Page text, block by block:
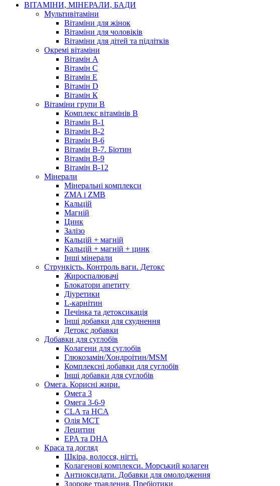
ВІТАМІНИ, МІНЕРАЛИ, БАДИ
Мультивітаміни
Вітаміни для жінок
Вітаміни для чоловіків
Вітаміни для дітей та підлітків
Окремі вітаміни
Вітамін A
Вітамін C
Вітамін Е
Вітамін D
Вітамін К
Вітаміни групи B
Комплекс вітамінів В
Вітамін B-1
Вітамін B-2
Вітамін B-6
Вітамін B-7. Біотин
Вітамін B-9
Вітамін B-12
Мінерали
Мінеральні комплекси
ZMA і ZMB
Кальцій
Магній
Цинк
Залізо
Кальцій + магній
Кальцій + магній + цинк
Інші мінерали
Стрункість. Контроль ваги. Детокс
Жироспалювачі
Блокатори апетиту
Діуретики
L-карнітин
Печінка та детоксикація
Інші добавки для схуднення
Детокс добавки
Добавки для суглобів
Колагени для суглобів
Глюкозамін/Хондроітин/MSM
Комплексні добавки для суглобів
Інші добавки для суглобів
Омега. Корисні жири.
Омега 3
Омега 3-6-9
CLA та HCA
Олія МСТ
Лецитин
EPA та DHA
Краса та догляд
Шкіра, волосся, нігті.
Колагенові комплекси. Морський колаген
Антиоксидати. Добавки для омолодження
Здорове травлення. Пребіотики